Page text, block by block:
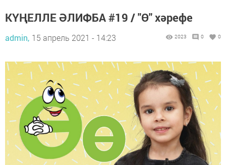
КҮҢЕЛЛЕ ӘЛИФБА #19 / "Ө" хәрефе
admin, 15 апрель 2021 - 14:23 2023 0 0